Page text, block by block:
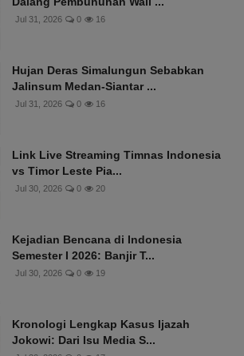
Jul 31, 2026 0 16
Hujan Deras Simalungun Sebabkan
Jalinsum Medan-Siantar ...
Jul 31, 2026 0 16
Link Live Streaming Timnas Indonesia
vs Timor Leste Pia...
Jul 30, 2026 0 20
Kejadian Bencana di Indonesia
Semester I 2026: Banjir T...
Jul 30, 2026 0 19
Kronologi Lengkap Kasus Ijazah
Jokowi: Dari Isu Media S...